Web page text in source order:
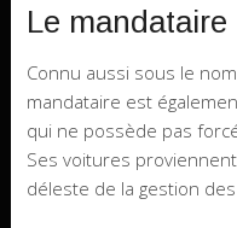
Le
Connu aussi sous le
mandataire est
qui ne possède pas
Ses voitures
déleste de la gestion